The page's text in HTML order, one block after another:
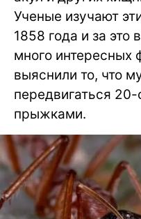
Ученые изучают
1858 года и за это
много интересных
выяснили то, что
передвигаться
прыжками.